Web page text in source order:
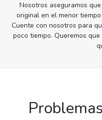
Nosotros aseguramos
original en el menor
Cuente con nosotros para
poco tiempo. Queremos